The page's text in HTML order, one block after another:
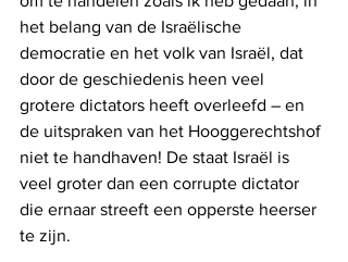
het belang van de Israëlische
democratie en het volk van Israël, dat
door de geschiedenis heen veel
grotere dictators heeft overleefd – en
de uitspraken van het Hooggerechtshof
niet te handhaven! De staat Israël is
veel groter dan een corrupte dictator
die ernaar streeft een opperste heerser
te zijn.